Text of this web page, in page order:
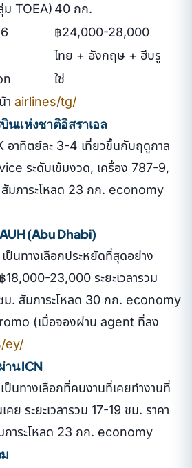
TOEA) 40 กก.
฿24,000-28,000
ไทย + อังกฤษ + ฮีบรู
ใช่
า airlines/tg/
นแห่งชาติอิสราเอล
อาทิตย์ละ 3-4 เที่ยวขึ้นกับฤดูกาล
ระดับเข้มงวด, เครื่อง 787-9,
สัมภาระโหลด 23 กก. economy
(Abu Dhabi)
นทางเลือกประหยัดที่สุดอย่าง
23,000 ระยะเวลารวม
. สัมภาระโหลด 30 กก. economy
(เมื่อจองผ่าน agent ที่ลง
ey/
าน ICN
นทางเลือกที่คนงานที่เคยทำงานที่
ย ระยะเวลารวม 17-19 ชม. ราคา
าระโหลด 23 กก. economy